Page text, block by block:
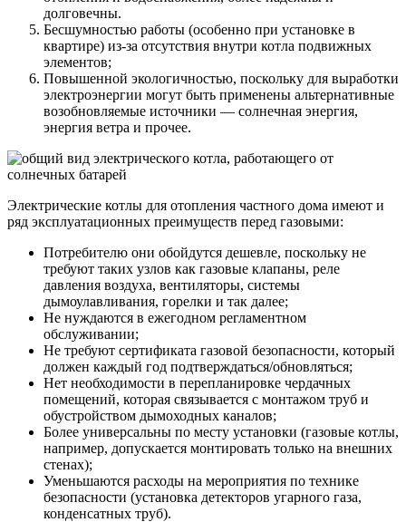
долговечны.
Бесшумностью работы (особенно при установке в
квартире) из-за отсутствия внутри котла подвижных
элементов;
Повышенной экологичностью, поскольку для выработки
электроэнергии могут быть применены альтернативные
возобновляемые источники — солнечная энергия,
энергия ветра и прочее.
Электрические котлы для отопления частного дома имеют и
ряд эксплуатационных преимуществ перед газовыми:
Потребителю они обойдутся дешевле, поскольку не
требуют таких узлов как газовые клапаны, реле
давления воздуха, вентиляторы, системы
дымоулавливания, горелки и так далее;
Не нуждаются в ежегодном регламентном
обслуживании;
Не требуют сертификата газовой безопасности, который
должен каждый год подтверждаться/обновляться;
Нет необходимости в перепланировке чердачных
помещений, которая связывается с монтажом труб и
обустройством дымоходных каналов;
Более универсальны по месту установки (газовые котлы,
например, допускается монтировать только на внешних
стенах);
Уменьшаются расходы на мероприятия по технике
безопасности (установка детекторов угарного газа,
конденсатных труб).